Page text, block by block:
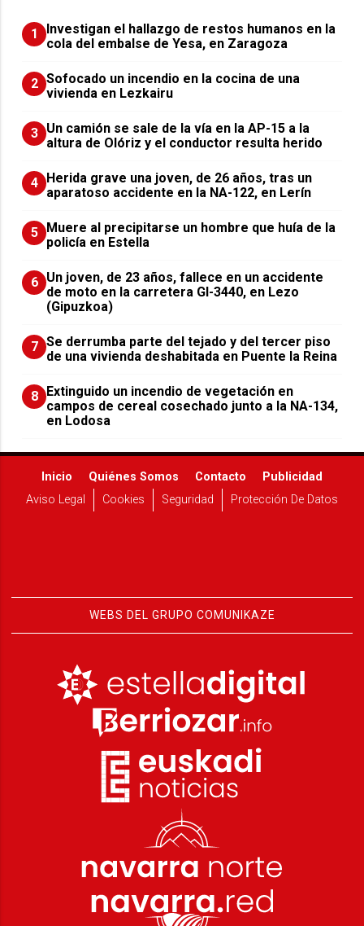
1
Investigan el hallazgo de restos humanos en la
cola del embalse de Yesa, en Zaragoza
2 Sofocado un incendio en la cocina de una
vivienda en Lezkairu
3 Un camión se sale de la vía en la AP-15 a la
altura de Olóriz y el conductor resulta herido
4 Herida grave una joven, de 26 años, tras un
aparatoso accidente en la NA-122, en Lerín
5 Muere al precipitarse un hombre que huía de la
policía en Estella
6 Un joven, de 23 años, fallece en un accidente
de moto en la carretera GI-3440, en Lezo
(Gipuzkoa)
7 Se derrumba parte del tejado y del tercer piso
de una vivienda deshabitada en Puente la Reina
8 Extinguido un incendio de vegetación en
campos de cereal cosechado junto a la NA-134,
en Lodosa
Inicio Quiénes Somos Contacto
Publicidad
Aviso Legal
Cookies Seguridad Protección De Datos
WEBS DEL GRUPO COMUNIKAZE